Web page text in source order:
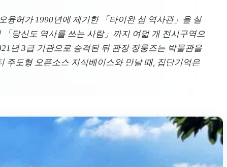
융허가 1990년에 제기한 「타이완 섬 역사관」을 실
당신도 역사를 쓰는 사람」까지 여덟 개 전시구역으
년 3급 기관으로 승격된 뒤 관장 장룽즈는 박물관을
주도형 오픈소스 지식베이스와 만날 때, 집단기억은